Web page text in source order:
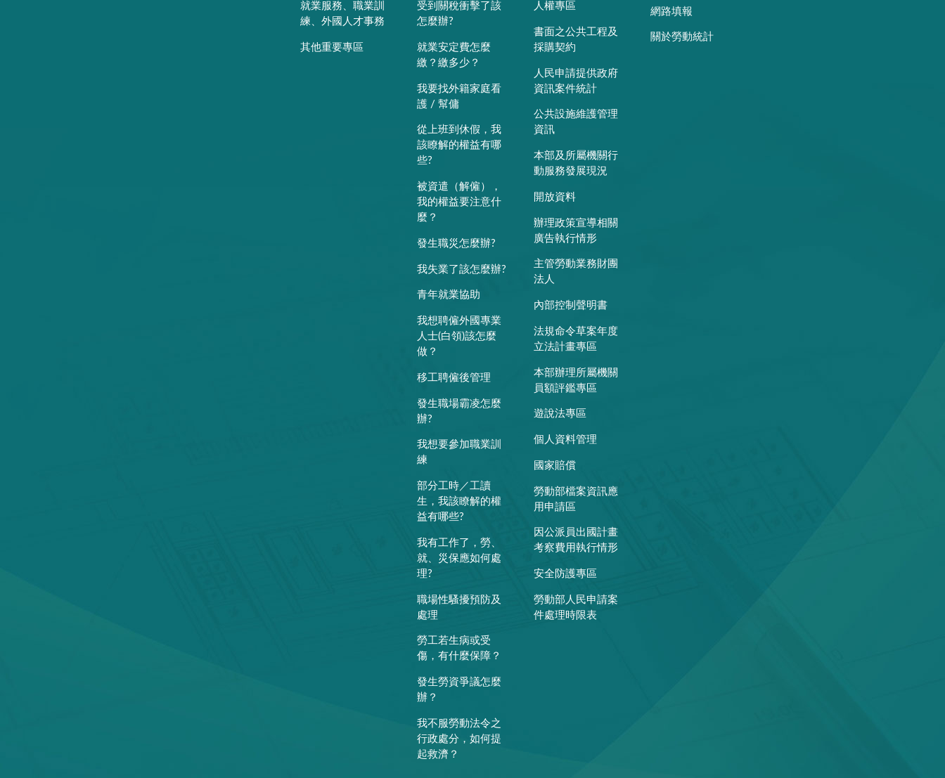
就業服務、職業訓
練、外國人才事務
其他重要專區
受到關稅衝擊了該
怎麼辦?
就業安定費怎麼
繳？繳多少？
我要找外籍家庭看
護 / 幫傭
從上班到休假，我
該瞭解的權益有哪
些?
被資遣（解僱），
我的權益要注意什
麼？
發生職災怎麼辦?
我失業了該怎麼辦?
青年就業協助
我想聘僱外國專業
人士(白領)該怎麼
做？
移工聘僱後管理
發生職場霸凌怎麼
辦?
我想要參加職業訓
練
部分工時／工讀
生，我該瞭解的權
益有哪些?
我有工作了，勞、
就、災保應如何處
理?
職場性騷擾預防及
處理
勞工若生病或受
傷，有什麼保障？
發生勞資爭議怎麼
辦？
我不服勞動法令之
行政處分，如何提
起救濟？
人權專區
書面之公共工程及
採購契約
人民申請提供政府
資訊案件統計
公共設施維護管理
資訊
本部及所屬機關行
動服務發展現況
開放資料
辦理政策宣導相關
廣告執行情形
主管勞動業務財團
法人
內部控制聲明書
法規命令草案年度
立法計畫專區
本部辦理所屬機關
員額評鑑專區
遊說法專區
個人資料管理
國家賠償
勞動部檔案資訊應
用申請區
因公派員出國計畫
考察費用執行情形
安全防護專區
勞動部人民申請案
件處理時限表
網路填報
關於勞動統計